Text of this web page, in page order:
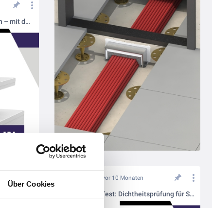
Über Cookies
Kabelbrände effektiv eindämmen – mit dem Wichmann Instafix® Installationskanal
vor 10 Monaten
Blower-Door-Test: Dichtheitsprüfung für Sauerstoffreduktionsanlagen